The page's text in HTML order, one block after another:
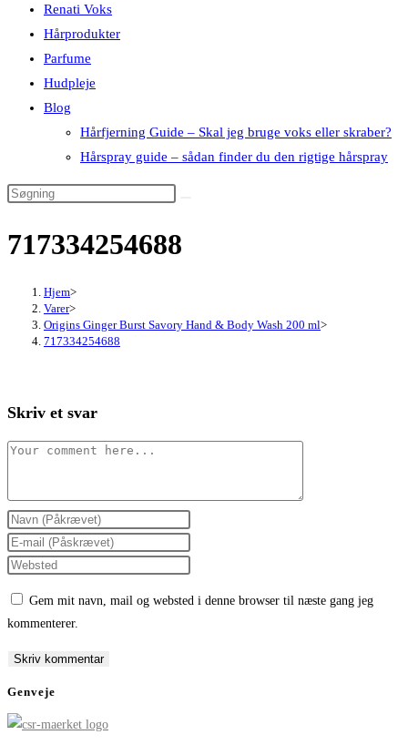
Renati Voks
Hårprodukter
Parfume
Hudpleje
Blog
Hårfjerning Guide – Skal jeg bruge voks eller skraber?
Hårspray guide – sådan finder du den rigtige hårspray
717334254688
Hjem>
Varer>
Origins Ginger Burst Savory Hand & Body Wash 200 ml>
717334254688
Skriv et svar
Comment
Enter
your
name
comment
Enter
your
comment
Enter
(optional)
Gem mit navn, mail og websted i denne browser til næste gang jeg
kommenterer.
Genveje